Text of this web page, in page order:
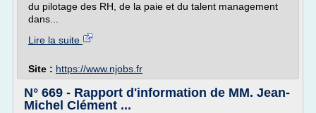
du pilotage des RH, de la paie et du talent management
dans...
Lire la suite
Site : https://www.njobs.fr
N° 669 - Rapport d'information de MM. Jean-
Michel Clément ...